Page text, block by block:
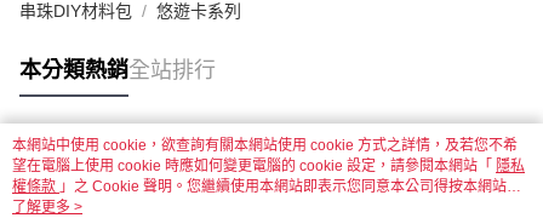
宅配 新竹物流
付款後門市自取
免運費
串珠DIY材料包 悠遊卡系列
本分類熱銷全站排行
熱門標籤
本網站中使用 cookie，欲查詢有關本網站使用 cookie 方式之詳情，及若您不希
望在電腦上使用 cookie 時應如何變更電腦的 cookie 設定，請參閱本網站「 隱私
權條款 」之 Cookie 聲明。您繼續使用本網站即表示您同意本公司得按本網站使
用條款之 Cookie 聲明使用 cookie。
了解更多 >